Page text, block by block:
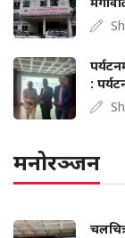
:
मनोरञ्जन